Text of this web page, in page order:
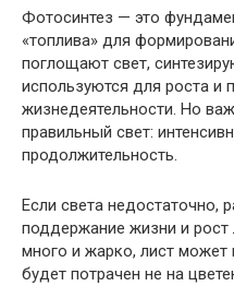
Фотосинтез — это
«топлива» для
поглощают свет,
используются для роста и
жизнедеятельности. Но
правильный свет:
продолжительность.
Если света недостаточно,
поддержание жизни и рост
много и жарко, лист может
будет потрачен не на